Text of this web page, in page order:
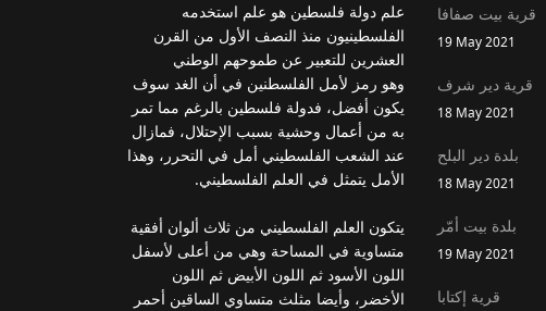
علم دولة فلسطين هو علم استخدمه
الفلسطينيون منذ النصف الأول من القرن
العشرين للتعبير عن طموحهم الوطني
وهو رمز لأمل الفلسطنين في أن الغد سوف
يكون أفضل، فدولة فلسطين بالرغم مما تمر
به من أعمال وحشية بسبب الإحتلال، فمازال
عند الشعب الفلسطيني أمل في التحرر، وهذا
الأمل يتمثل في العلم الفلسطيني.
يتكون العلم الفلسطيني من ثلاث ألوان أفقية
متساوية في المساحة وهي من أعلى لأسفل
اللون الأسود ثم اللون الأبيض ثم اللون
الأخضر، وأيضا مثلث متساوي الساقين أحمر
قرية بيت صفافا
19 May 2021
قرية دير شرف
18 May 2021
بلدة دير البلح
18 May 2021
بلدة بيت أمّر
19 May 2021
قرية إكتابا